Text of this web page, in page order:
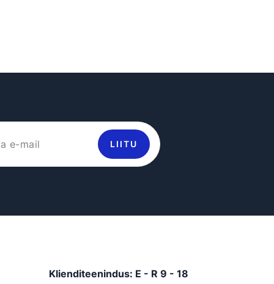
LIITU
Klienditeenindus: E - R 9 - 18